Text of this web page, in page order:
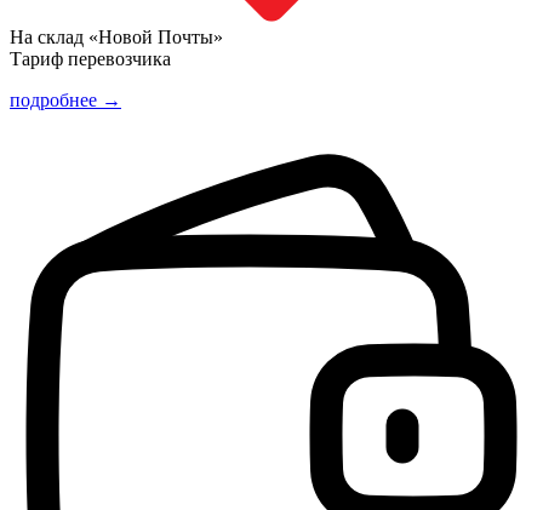
На склад «Новой Почты»
Тариф перевозчика
подробнее →